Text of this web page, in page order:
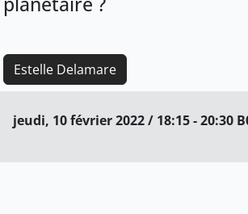
Estelle Delamare
jeudi, 10 février 2022 / 18:15 - 20:30